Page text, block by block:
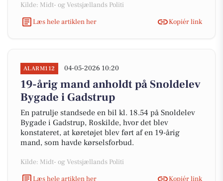
Kilde: Midt- og Vestsjællands Politi
Læs hele artiklen her
Kopiér link
ALARM112 04-05-2026 10:20
19-årig mand anholdt på Snoldelev
Bygade i Gadstrup
En patrulje standsede en bil kl. 18.54 på Snoldelev
Bygade i Gadstrup, Roskilde, hvor det blev
konstateret, at køretøjet blev ført af en 19-årig
mand, som havde kørselsforbud.
Kilde: Midt- og Vestsjællands Politi
Læs hele artiklen her
Kopiér link